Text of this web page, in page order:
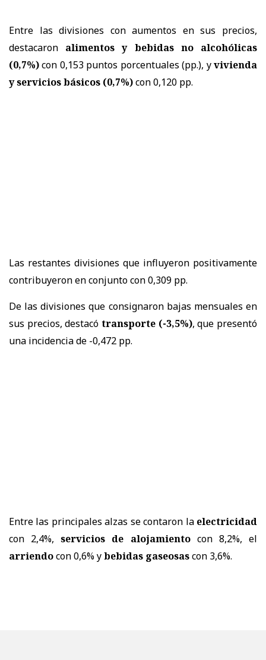
Entre las divisiones con aumentos en sus precios,
destacaron alimentos y bebidas no alcohólicas
(0,7%)con 0,153 puntos porcentuales (pp.), yvivienda
y servicios básicos (0,7%)con 0,120 pp.
Las restantes divisiones que influyeron positivamente
contribuyeron en conjunto con 0,309 pp.
De las divisiones que consignaron bajas mensuales en
sus precios, destacó transporte (-3,5%), que presentó
una incidencia de -0,472 pp.
Entre las principales alzas se contaron la electricidad
con 2,4%,servicios de alojamientocon 8,2%, el
arriendocon 0,6% ybebidas gaseosascon 3,6%.